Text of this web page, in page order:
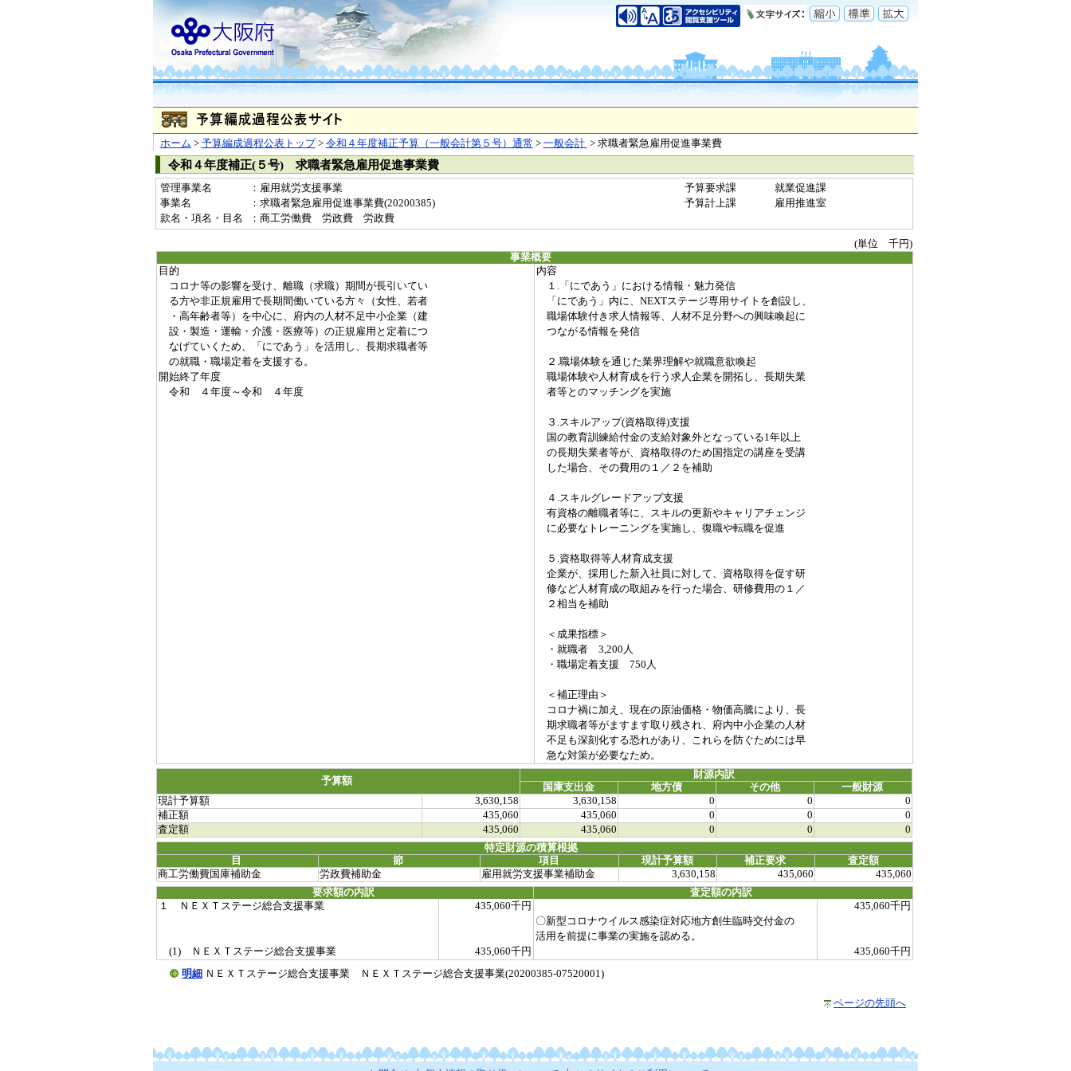
ホーム > 予算編成過程公表トップ> 令和４年度補正予算（一般会計第５号）通常 > 一般会計 > 求職者緊急雇用促進事業費
令和４年度補正(５号) 求職者緊急雇用促進事業費
管理事業名 ：雇用就労支援事業 予算要求課
就業促進課
事業名
：求職者緊急雇用促進事業費(20200385) 予算計上課
雇用推進室
款名・項名・目名
：商工労働費 労政費 労政費
(単位 千円)
事業概要
目的
内容
コロナ等の影響を受け、離職（求職）期間が長引いてい
１.「にであう」における情報・魅力発信
る方や非正規雇用で長期間働いている方々（女性、若者
「にであう」内に、NEXTステージ専用サイトを創設し、
・高年齢者等）を中心に、府内の人材不足中小企業（建
職場体験付き求人情報等、人材不足分野への興味喚起に
設・製造・運輸・介護・医療等）の正規雇用と定着につ
つながる情報を発信
なげていくため、「にであう」を活用し、長期求職者等
の就職・職場定着を支援する。
２.職場体験を通じた業界理解や就職意欲喚起
開始終了年度
職場体験や人材育成を行う求人企業を開拓し、長期失業
令和 ４年度～令和 ４年度
者等とのマッチングを実施
３.スキルアップ(資格取得)支援
国の教育訓練給付金の支給対象外となっている1年以上
の長期失業者等が、資格取得のため国指定の講座を受講
した場合、その費用の１／２を補助
４.スキルグレードアップ支援
有資格の離職者等に、スキルの更新やキャリアチェンジ
に必要なトレーニングを実施し、復職や転職を促進
５.資格取得等人材育成支援
企業が、採用した新入社員に対して、資格取得を促す研
修など人材育成の取組みを行った場合、研修費用の１／
２相当を補助
＜成果指標＞
・就職者 3,200人
・職場定着支援 750人
＜補正理由＞
コロナ禍に加え、現在の原油価格・物価高騰により、長
期求職者等がますます取り残され、府内中小企業の人材
不足も深刻化する恐れがあり、これらを防ぐためには早
急な対策が必要なため。
予算額
財源内訳
国庫支出金
地方債 その他
一般財源
現計予算額
3,630,158 3,630,158 0 0
0
補正額
435,060 435,060 0 0
0
査定額
435,060 435,060 0 0
0
特定財源の積算根拠
目
節 項目 現計予算額 補正要求
査定額
商工労働費国庫補助金
労政費補助金 雇用就労支援事業補助金 3,630,158 435,060
435,060
要求額の内訳
査定額の内訳
１ ＮＥＸＴステージ総合支援事業
435,060千円
435,060千円
〇新型コロナウイルス感染症対応地方創生臨時交付金の
活用を前提に事業の実施を認める。
(1) ＮＥＸＴステージ総合支援事業
435,060千円
435,060千円
明細 ＮＥＸＴステージ総合支援事業 ＮＥＸＴステージ総合支援事業(20200385-07520001)
ページの先頭へ